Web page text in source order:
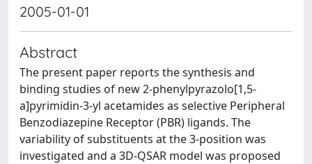
2005-01-01
Abstract
The present paper reports the synthesis and
binding studies of new 2-phenylpyrazolo[1,5-
a]pyrimidin-3-yl acetamides as selective Peripheral
Benzodiazepine Receptor (PBR) ligands. The
variability of substituents at the 3-position was
investigated and a 3D-QSAR model was proposed